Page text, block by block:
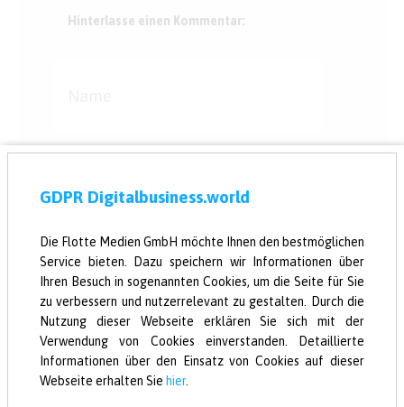
Hinterlasse einen Kommentar:
Versenden
GDPR Digitalbusiness.world
Die Flotte Medien GmbH möchte Ihnen den bestmöglichen
Service bieten. Dazu speichern wir Informationen über
Ihren Besuch in sogenannten Cookies, um die Seite für Sie
zu verbessern und nutzerrelevant zu gestalten. Durch die
Nutzung dieser Webseite erklären Sie sich mit der
Verwendung von Cookies einverstanden. Detaillierte
Informationen über den Einsatz von Cookies auf dieser
Webseite erhalten Sie hier.